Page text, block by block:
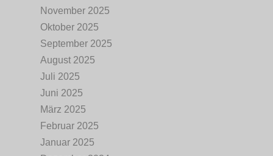
November 2025
Oktober 2025
September 2025
August 2025
Juli 2025
Juni 2025
März 2025
Februar 2025
Januar 2025